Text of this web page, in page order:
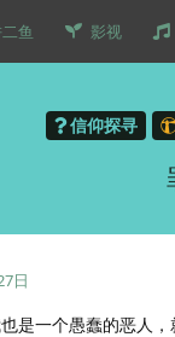
鱼 影视
信仰探寻
日
是一个愚蠢的恶人